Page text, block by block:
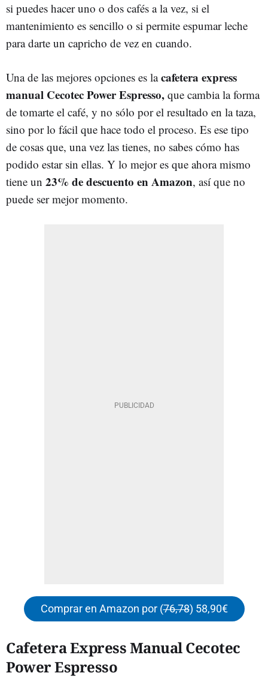
si puedes hacer uno o dos cafés a la vez, si el
mantenimiento es sencillo o si permite espumar leche
para darte un capricho de vez en cuando.
Una de las mejores opciones es lacafetera express
manual Cecotec Power Espresso, que cambia la forma
de tomarte el café, y no sólo por el resultado en la taza,
sino por lo fácil que hace todo el proceso. Es ese tipo
de cosas que, una vez las tienes, no sabes cómo has
podido estar sin ellas. Y lo mejor es que ahora mismo
tiene un 23% de descuento en Amazon, así que no
puede ser mejor momento.
Comprar en Amazon por (76,78) 58,90€
Cafetera Express Manual Cecotec
Power Espresso